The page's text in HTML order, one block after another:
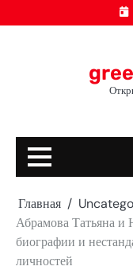
к
Главная
Абрамова Татьяна
биографии и
личностей